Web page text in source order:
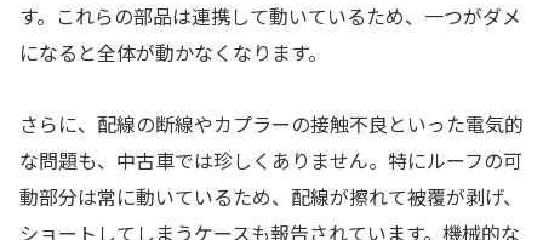
す。これらの部品は連携して動いているため、一つがダメ
になると全体が動かなくなります。
さらに、配線の断線やカプラーの接触不良といった電気的
な問題も、中古車では珍しくありません。特にルーフの可
動部分は常に動いているため、配線が擦れて被覆が剥げ、
ショートしてしまうケースも報告されています。機械的な